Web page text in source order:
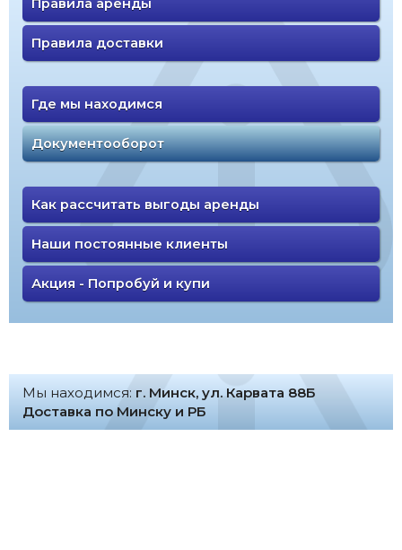
Правила доставки
Где мы находимся
Документооборот
Как рассчитать выгоды аренды
Наши постоянные клиенты
Акция - Попробуй и купи
Мы находимся: г. Минск, ул. Карвата 88Б
Доставка по Минску и РБ